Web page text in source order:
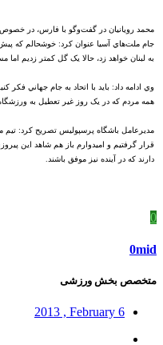
به لبنان خواهد زد، حالا يک گل کمتر زديم
وي ادامه داد: بايد با اتحاد به جام جهاني فکر
همه مردم که در يک روز غير تعطيل به
مديرعامل باشگاه پرسپوليس تصريح کرد: تيم
قرار گرفتيم و اميدوارم باز هم شاهد اين
دارند که در آينده نيز موفق باشند.
0
0mid
متخصص بخش ورزشی
2013 , February 6